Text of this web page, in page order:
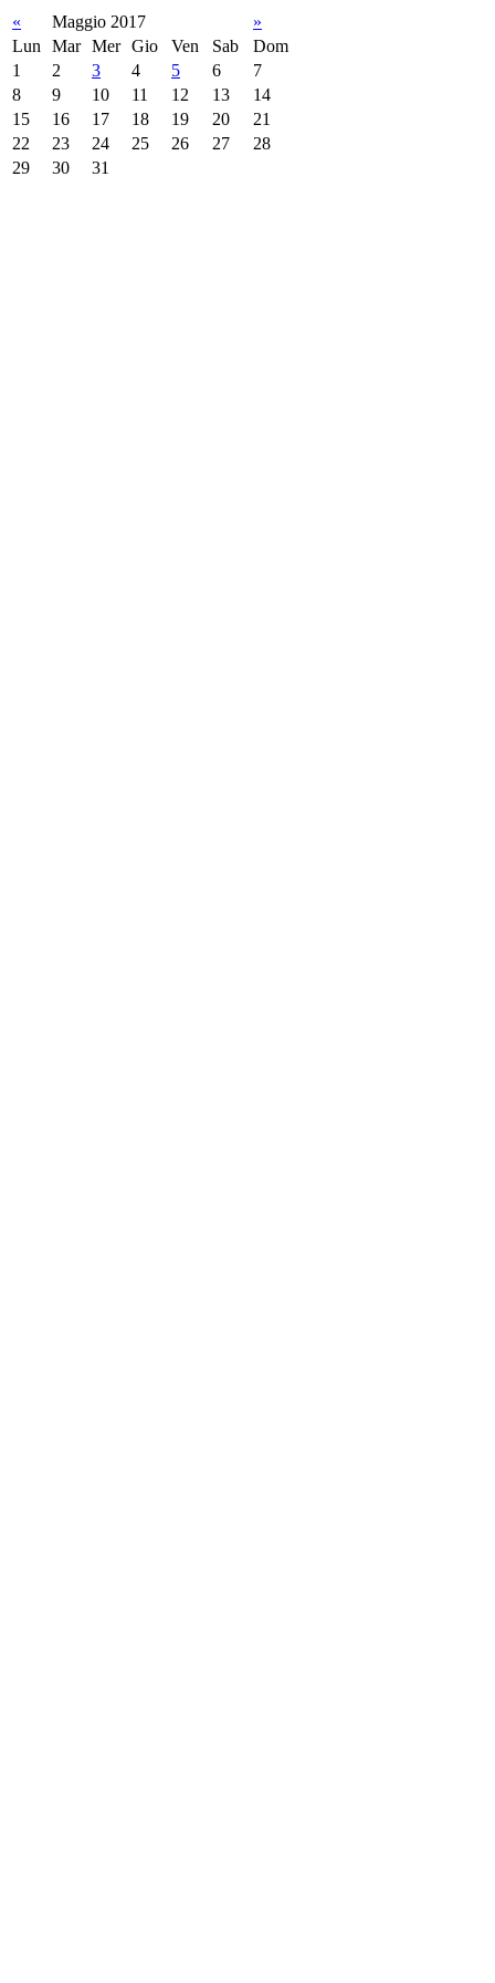
« Maggio 2017
»
Lun
Mar Mer Gio Ven Sab
Dom
1
2 3 4 5 6
7
8
9 10 11 12 13
14
15
16 17 18 19 20
21
22
23 24 25 26 27
28
29
30 31